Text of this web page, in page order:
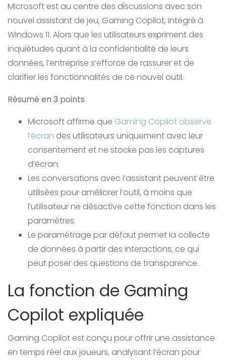
Microsoft est au centre des discussions avec son
nouvel assistant de jeu, Gaming Copilot, intégré à
Windows 11. Alors que les utilisateurs expriment des
inquiétudes quant à la confidentialité de leurs
données, l’entreprise s’efforce de rassurer et de
clarifier les fonctionnalités de ce nouvel outil.
Résumé en 3 points
Microsoft affirme que Gaming Copilot observe
l’écran des utilisateurs uniquement avec leur
consentement et ne stocke pas les captures
d’écran.
Les conversations avec l’assistant peuvent être
utilisées pour améliorer l’outil, à moins que
l’utilisateur ne désactive cette fonction dans les
paramètres.
Le paramétrage par défaut permet la collecte
de données à partir des interactions, ce qui
peut poser des questions de transparence.
La fonction de Gaming
Copilot expliquée
Gaming Copilot est conçu pour offrir une assistance
en temps réel aux joueurs, analysant l’écran pour